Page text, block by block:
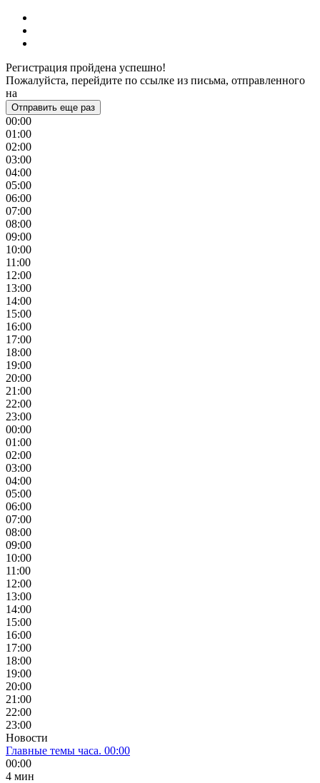
Регистрация пройдена успешно!
Пожалуйста, перейдите по ссылке из письма, отправленного
на
Отправить еще раз
00:00
01:00
02:00
03:00
04:00
05:00
06:00
07:00
08:00
09:00
10:00
11:00
12:00
13:00
14:00
15:00
16:00
17:00
18:00
19:00
20:00
21:00
22:00
23:00
00:00
01:00
02:00
03:00
04:00
05:00
06:00
07:00
08:00
09:00
10:00
11:00
12:00
13:00
14:00
15:00
16:00
17:00
18:00
19:00
20:00
21:00
22:00
23:00
Новости
Главные темы часа. 00:00
00:00
4 мин